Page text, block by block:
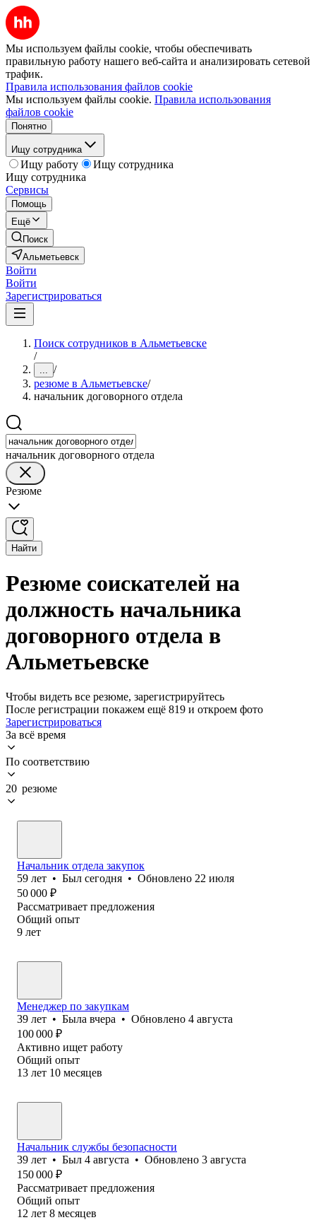
Мы используем файлы cookie, чтобы обеспечивать
правильную работу нашего веб-сайта и анализировать сетевой
трафик.
Правила использования файлов cookie
Мы используем файлы cookie. Правила использования
файлов cookie
Понятно
Ищу сотрудника
Ищу работу
Ищу сотрудника
Ищу сотрудника
Сервисы
Помощь
Ещё
Поиск
Альметьевск
Войти
Войти
Зарегистрироваться
Поиск сотрудников в Альметьевске
/
... /
резюме в Альметьевске/
начальник договорного отдела
начальник договорного отдела
Резюме
Найти
Резюме соискателей на
должность начальника
договорного отдела в
Альметьевске
Чтобы видеть все резюме, зарегистрируйтесь
После регистрации покажем ещё 819 и откроем фото
Зарегистрироваться
За всё время
По соответствию
20 резюме
Начальник отдела закупок
59 лет • Был сегодня • Обновлено 22 июля
50 000 ₽
Рассматривает предложения
Общий опыт
9 лет
Менеджер по закупкам
39 лет • Была вчера • Обновлено 4 августа
100 000 ₽
Активно ищет работу
Общий опыт
13 лет 10 месяцев
Начальник службы безопасности
39 лет • Был 4 августа • Обновлено 3 августа
150 000 ₽
Рассматривает предложения
Общий опыт
12 лет 8 месяцев